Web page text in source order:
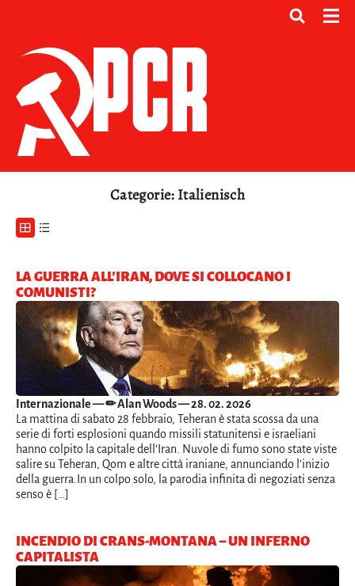
Categorie: Italienisch
LA GUERRA ALL’IRAN, DOVE SI COLLOCANO I
COMUNISTI?
Internazionale— ✏ Alan Woods — 28. 02. 2026
La mattina di sabato 28 febbraio, Teheran è stata scossa da una
serie di forti esplosioni quando missili statunitensi e israeliani
hanno colpito la capitale dell’Iran. Nuvole di fumo sono state viste
salire su Teheran, Qom e altre città iraniane, annunciando l’inizio
della guerra.In un colpo solo, la parodia infinita di negoziati senza
senso è […]
INCENDIO DI CRANS-MONTANA – UN INFERNO
CAPITALISTA